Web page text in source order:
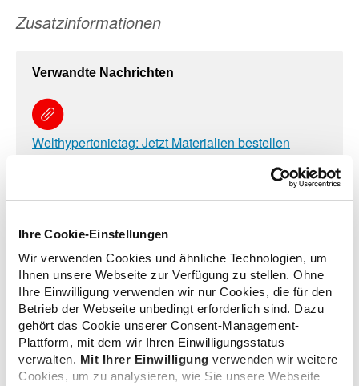
Ihre Cookie-Einstellungen
Wir verwenden Cookies und ähnliche Technologien, um
Ihnen unsere Webseite zur Verfügung zu stellen. Ohne
Ihre Einwilligung verwenden wir nur Cookies, die für den
Betrieb der Webseite unbedingt erforderlich sind. Dazu
gehört das Cookie unserer Consent-Management-
Plattform, mit dem wir Ihren Einwilligungsstatus
verwalten. Mit Ihrer Einwilligung verwenden wir weitere
Cookies, um zu analysieren, wie Sie unsere Webseite
Zusatzinformationen
Verwandte Nachrichten
Welthypertonietag: Jetzt Materialien bestellen
30.04.2026
Apotheken stark
29.07.2025
Weltherztag: Apotheken klären zum Thema
Blutdruck auf
25.09.2024